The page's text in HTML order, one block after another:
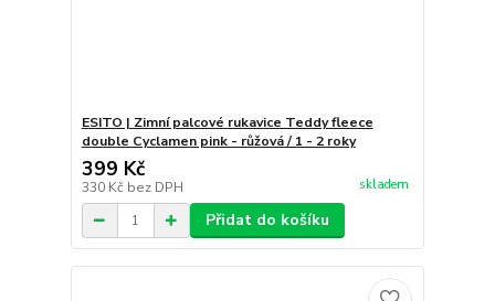
ESITO | Zimní palcové rukavice Teddy fleece
double Cyclamen pink - růžová / 1 - 2 roky
399 Kč
330 Kč bez DPH skladem
Přidat do košíku